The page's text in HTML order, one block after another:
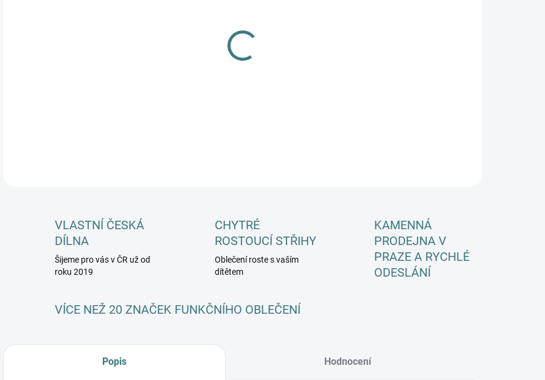
VLASTNÍ ČESKÁ
DÍLNA
Šijeme pro vás v ČR už od
roku 2019
CHYTRÉ
ROSTOUCÍ STŘIHY
Oblečení roste s vaším
dítětem
KAMENNÁ
PRODEJNA V
PRAZE A RYCHLÉ
ODESLÁNÍ
VÍCE NEŽ 20 ZNAČEK FUNKČNÍHO OBLEČENÍ
Popis Hodnocení